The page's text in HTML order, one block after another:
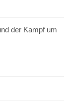
der Kampf um